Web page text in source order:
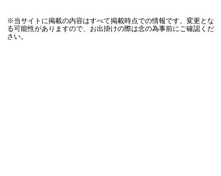
※当サイトに掲載の内容はすべて掲載時点での情報です。変更とな
る可能性がありますので、お出掛けの際は念の為事前にご確認くだ
さい。